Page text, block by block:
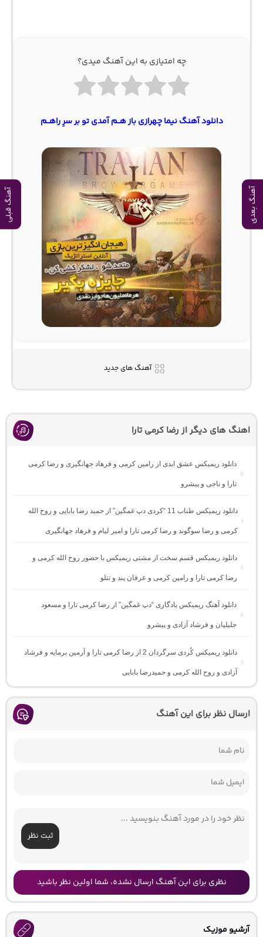
آهنگ بعدی آهنگ قبلی
چه امتیازی به این آهنگ میدی؟
دانلود آهنگ نیما چهرازی باز هــم آمدی تو بر سرِ راهــم
آهنگ های جدید
اهنگ های دیگر از رضا کرمی تارا
دانلود ریمیکس عشق ابدی از رامین کرمی و فرهاد جهانگیری و رضا کرمی
تارا و ناجی و پیشرو
دانلود ریمیکس طناب 11 “کردی دپ غمگین” از حمید رضا بابایی و روح الله
کرمی و رضا سوگوند و رضا کرمی تارا و امیر لیام و فرهاد جهانگیری
دانلود ریمیکس قسم سخت از مشتی ریمیکس با حضور روح الله کرمی و
رضا کرمی تارا و رامین کرمی و عرفان پند و تتلو
دانلود آهنگ ریمیکس یادگاری “دپ غمگین” از رضا کرمی تارا و مسعود
جلیلیان و فرشاد آزادی و پیشرو
دانلود ریمیکس کُردی سرگردان 2 از رضا کرمی تارا و آرمین برمایه و فرشاد
آزادی و روح الله کرمی و حمیدرضا بابایی
ارسال نظر برای این آهنگ
ثبت نظر
نظری برای این آهنگ ارسال نشده، شما اولین نظر باشید
آرشیو موزیک